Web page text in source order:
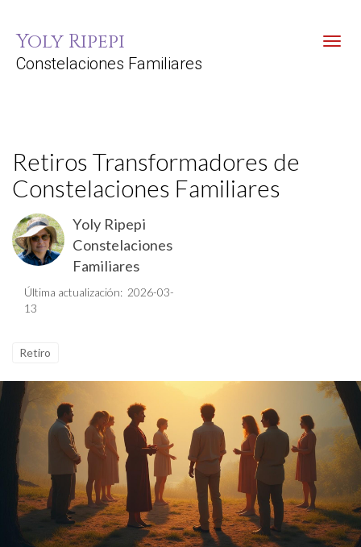
Yoly Ripepi
Constelaciones Familiares
Retiros Transformadores de
Constelaciones Familiares
Yoly Ripepi
Constelaciones
Familiares
Última actualización: 2026-03-
13
Retiro